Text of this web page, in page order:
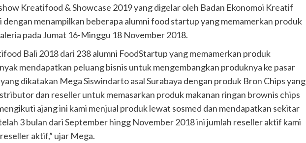
Kreatifood & Showcase 2019 yang digelar oleh Badan Ekonomoi Kreatif
menampilkan beberapa alumni food startup yang memamerkan produk
pada Jumat 16-Minggu 18 November 2018.
Bali 2018 dari 238 alumni FoodStartup yang memamerkan produk
mendapatkan peluang bisnis untuk mengembangkan produknya ke pasar
dikatakan Mega Siswindarto asal Surabaya dengan produk Bron Chips yang
dan reseller untuk memasarkan produk makanan ringan brownis chips
ajang ini kami menjual produk lewat sosmed dan mendapatkan sekitar
3 bulan dari September hingg November 2018 ini jumlah reseller aktif kami
aktif,” ujar Mega.